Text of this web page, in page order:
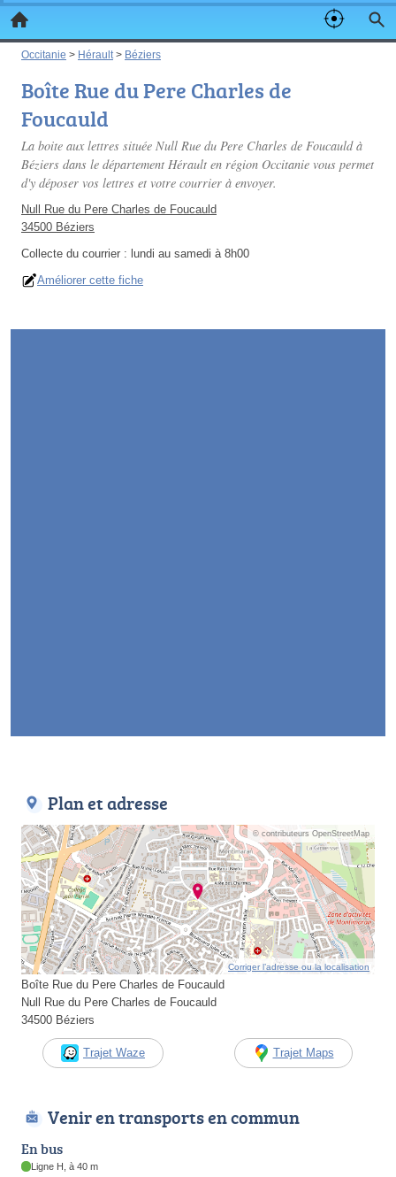
Occitanie > Hérault > Béziers
Boîte Rue du Pere Charles de
Foucauld
La boite aux lettres située Null Rue du Pere Charles de Foucauld à
Béziers dans le département Hérault en région Occitanie vous permet
d'y déposer vos lettres et votre courrier à envoyer.
Null Rue du Pere Charles de Foucauld
34500 Béziers
Collecte du courrier : lundi au samedi à 8h00
Améliorer cette fiche
Plan et adresse
© contributeurs OpenStreetMap
Corriger l’adresse ou la localisation
Boîte Rue du Pere Charles de Foucauld
Null Rue du Pere Charles de Foucauld
34500 Béziers
Trajet Waze Trajet Maps
Venir en transports en commun
En bus
Ligne H, à 40 m